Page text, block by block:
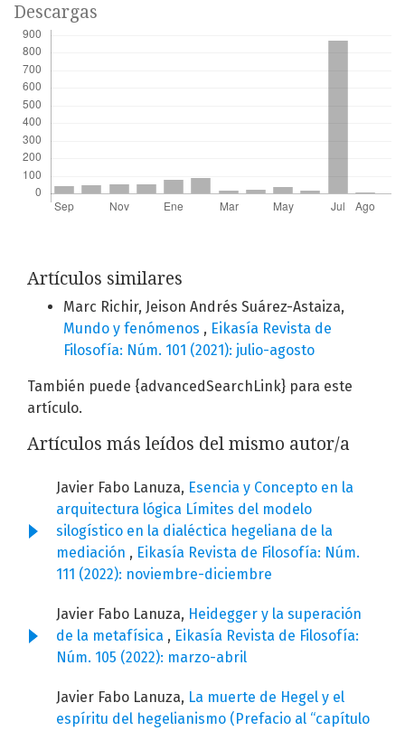
Descargas
Artículos similares
Marc Richir, Jeison Andrés Suárez-Astaiza,
Mundo y fenómenos , Eikasía Revista de
Filosofía: Núm. 101 (2021): julio-agosto
También puede {advancedSearchLink} para este
artículo.
Artículos más leídos del mismo autor/a
Javier Fabo Lanuza, Esencia y Concepto en la
arquitectura lógica Límites del modelo
silogístico en la dialéctica hegeliana de la
mediación , Eikasía Revista de Filosofía: Núm.
111 (2022): noviembre-diciembre
Javier Fabo Lanuza, Heidegger y la superación
de la metafísica , Eikasía Revista de Filosofía:
Núm. 105 (2022): marzo-abril
Javier Fabo Lanuza, La muerte de Hegel y el
espíritu del hegelianismo (Prefacio al “capítulo